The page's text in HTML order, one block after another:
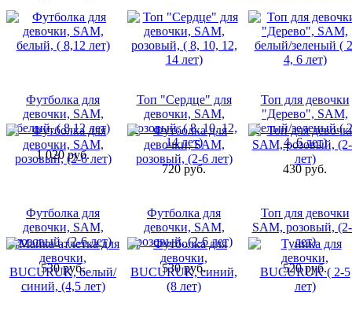
Футболка для
девочки, SAM,
белый, ( 8,12 лет)
1 020 руб.
Топ "Сердце" для
девочки, SAM,
розовый, ( 8, 10, 12,
14 лет)
720 руб.
Топ для девочки
"Дерево", SAM,
белый/зеленый (
4, 6 лет)
430 руб.
Футболка для
девочки, SAM,
розовый, (2-6 лет)
530 руб.
Футболка для
девочки, SAM,
розовый, (2-6 лет)
530 руб.
Топ для девочки
SAM, розовый,
лет)
520 руб.